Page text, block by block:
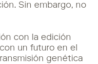
Sin embargo, no
con la edición
un futuro en el
genética